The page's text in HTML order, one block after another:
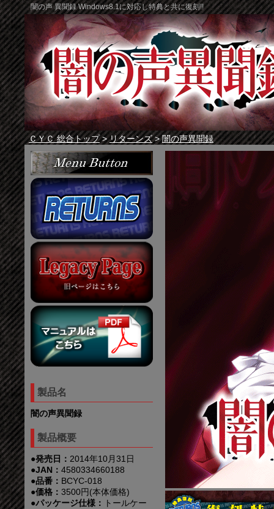
闇の声 異聞録 Windows8.1に対応し特典と共に復刻!!
ＣＹＣ 総合トップ>リターンズ>闇の声異聞録
製品名
闇の声異聞録
製品概要
●発売日： 2014年10月31日
●JAN： 4580334660188
●品番： BCYC-018
●価格： 3500円(本体価格)
●パッケージ仕様：
トールケー